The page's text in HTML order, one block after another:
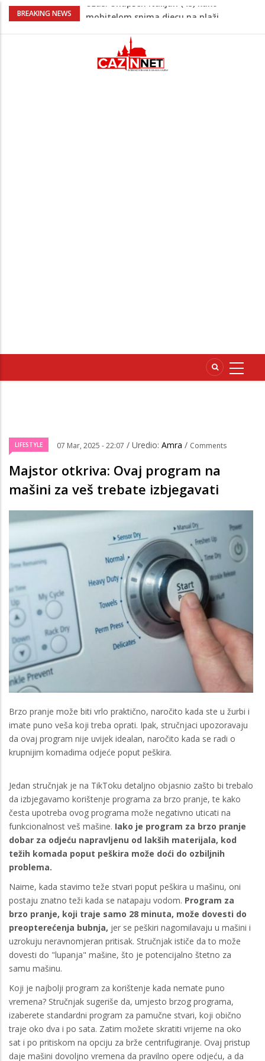
BREAKING NEWS
Skandal u UEFA-i: Gianni Infantino
mjesto i visoku platu
Na današnji dan prije 101. godine rođen
Alija Izetbegović, lider koji nije odstupao
LIFESTYLE 07 Mar, 2025 - 22:07 / Uredio: Amra / Comments
Majstor otkriva: Ovaj program na
mašini za veš trebate izbjegavati
Brzo pranje može biti vrlo praktično, naročito kada ste u žurbi i
imate puno veša koji treba oprati. Ipak, stručnjaci upozoravaju
da ovaj program nije uvijek idealan, naročito kada se radi o
krupnijim komadima odjeće poput peškira.
Jedan stručnjak je na TikToku detaljno objasnio zašto bi trebalo
da izbjegavamo korištenje programa za brzo pranje, te kako
česta upotreba ovog programa može negativno uticati na
funkcionalnost veš mašine. Iako je program za brzo pranje
dobar za odjeću napravljenu od lakših materijala, kod
težih komada poput peškira može doći do ozbiljnih
problema.
Naime, kada stavimo teže stvari poput peškira u mašinu, oni
postaju znatno teži kada se natapaju vodom. Program za
brzo pranje, koji traje samo 28 minuta, može dovesti do
preopterećenja bubnja, jer se peškiri nagomilavaju u mašini i
uzrokuju neravnomjeran pritisak. Stručnjak ističe da to može
dovesti do "lupanja" mašine, što je potencijalno štetno za
samu mašinu.
Koji je najbolji program za korištenje kada nemate puno
vremena? Stručnjak sugeriše da, umjesto brzog programa,
izaberete standardni program za pamučne stvari, koji obično
traje oko dva i po sata. Zatim možete skratiti vrijeme na oko
sat i po pritiskom na opciju za brže centrifugiranje. Ovaj pristup
daje mašini dovoljno vremena da pravilno opere odjeću, a da